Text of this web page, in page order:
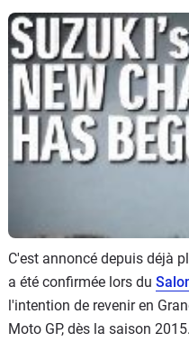
Scooters
&
125
Marques
Services
C'est annoncé depuis déjà
a été confirmée lors du
l'intention de revenir en
Moto GP, dès la saison